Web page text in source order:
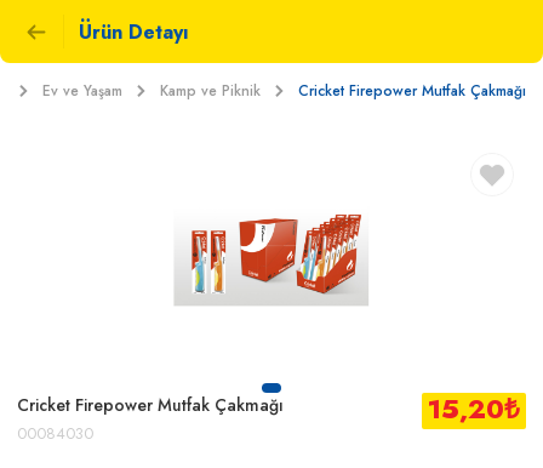
Ürün Detayı
Ev ve Yaşam Kamp ve Piknik Cricket Firepower Mutfak Çakmağı
Cricket Firepower Mutfak Çakmağı
00084030
15,20₺